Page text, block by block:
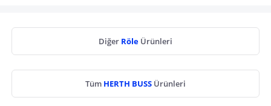
Diğer Röle Ürünleri
Tüm HERTH BUSS Ürünleri